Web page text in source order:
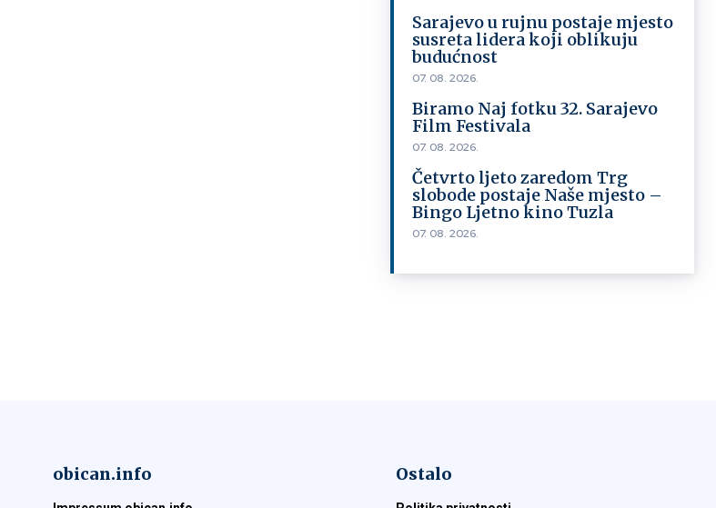
Sarajevo u rujnu postaje mjesto
susreta lidera koji oblikuju
budućnost
07. 08. 2026.
Biramo Naj fotku 32. Sarajevo
Film Festivala
07. 08. 2026.
Četvrto ljeto zaredom Trg
slobode postaje Naše mjesto –
Bingo Ljetno kino Tuzla
07. 08. 2026.
obican.info Ostalo